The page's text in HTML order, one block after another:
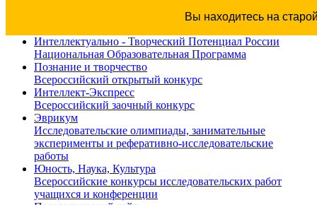
Вы находитесь на
Интеллектуально - Творческий Потенциал России
Национальная Образовательная Программа
Познание и творчество
Всероссийский открытый конкурс
Интеллект-Экспресс
Всероссийский заочный конкурс
Эврикум
Исследовательские олимпиады, занимательные
эксперименты и реферативно-исследовательские
работы
Юность, Наука, Культура
Всероссийские конкурсы исследовательских работ
учащихся и конференции